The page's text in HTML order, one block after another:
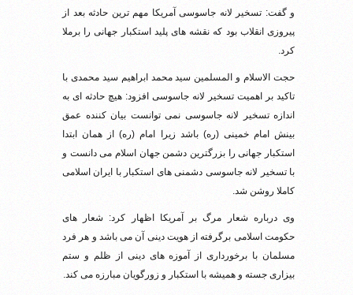
و گفت: تسخیر لانه جاسوسی آمریکا مهم ترین حادثه بعد از
پیروزی انقلاب بود که نقشه های پلید استکبار جهانی را برملا
کرد.
حجت الاسلام و المسلمین سید محمد ابراهیم سید محمدی با
تاکید بر اهمیت تسخیر لانه جاسوسی افزود: هیچ حادثه ای به
اندازه تسخیر لانه جاسوسی نمی توانست بیان کننده عمق
بینش امام خمینی (ره) باشد زیرا امام (ره) از همان ابتدا
استکبار جهانی را بزرگترین دشمن جهان اسلام می دانست و
با تسخیر لانه جاسوسی دشمنی های استکبار با ایران اسلامی
کاملا روشن شد.
وی درباره شعار مرگ بر آمریکا اظهار کرد: شعار های
حکومت اسلامی برگرفته از هویت دینی آن می باشد و هر فرد
مسلمان با برخورداری از آموزه های دینی از ظلم و ستم
بیزاری جسته و همیشه با استکبار و زورگویان مبارزه می کند.